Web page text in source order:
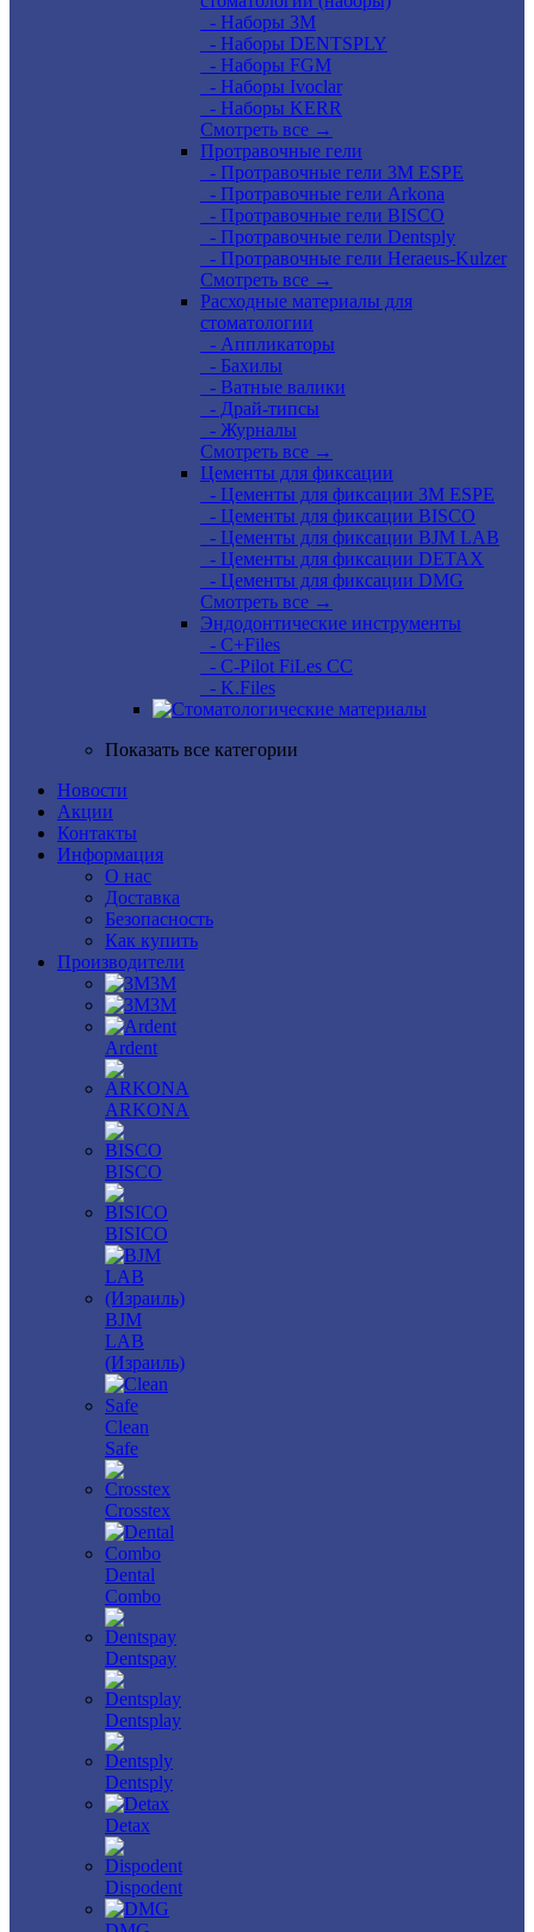
- Наборы 3М
- Наборы DENTSPLY
- Наборы FGM
- Наборы Ivoclar
- Наборы KERR
Смотреть все →
Протравочные гели
- Протравочные гели 3М ESPE
- Протравочные гели Arkona
- Протравочные гели BISCO
- Протравочные гели Dentsply
- Протравочные гели Heraeus-Kulzer
Смотреть все →
Расходные материалы для
стоматологии
- Аппликаторы
- Бахилы
- Ватные валики
- Драй-типсы
- Журналы
Смотреть все →
Цементы для фиксации
- Цементы для фиксации 3M ESPE
- Цементы для фиксации BISCO
- Цементы для фиксации BJM LAB
- Цементы для фиксации DETAX
- Цементы для фиксации DMG
Смотреть все →
Эндодонтические инструменты
- C+Files
- C-Pilot FiLes CC
- K.Files
Показать все категории
Новости
Акции
Контакты
Информация
О нас
Доставка
Безопасность
Как купить
Производители
3M
3М
Ardent
ARKONA
BISCO
BISICO
BJM
LAB
(Израиль)
Clean
Safe
Crosstex
Dental
Combo
Dentspay
Dentsplay
Dentsply
Detax
Dispodent